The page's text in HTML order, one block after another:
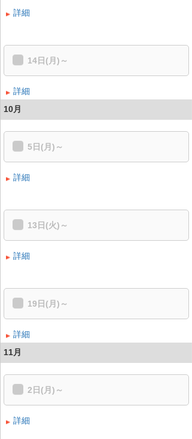
詳細
14日(月)～
詳細
10月
5日(月)～
詳細
13日(火)～
詳細
19日(月)～
詳細
11月
2日(月)～
詳細